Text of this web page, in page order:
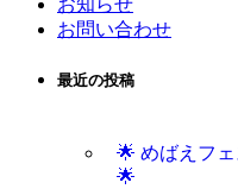
お問い合わせ
最近の投稿
🌟 めばえフェ
🌟